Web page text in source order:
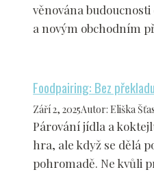
věnována
a novým obchodním
Foodpairing: Bez překladu
Září 2, 2025Autor: Eliška
Párování jídla a
hra, ale když se dělá
pohromadě. Ne kvůli